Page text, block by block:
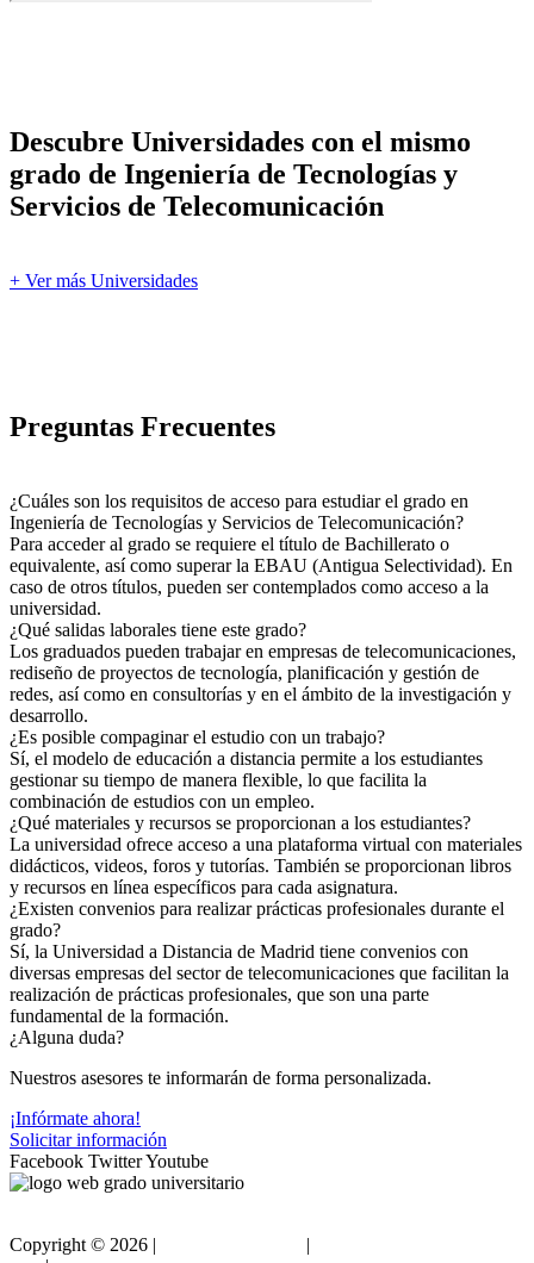
Descubre Universidades con el mismo
grado de Ingeniería de Tecnologías y
Servicios de Telecomunicación
+ Ver más Universidades
Preguntas Frecuentes
¿Cuáles son los requisitos de acceso para estudiar el grado en
Ingeniería de Tecnologías y Servicios de Telecomunicación?
Para acceder al grado se requiere el título de Bachillerato o
equivalente, así como superar la EBAU (Antigua Selectividad). En
caso de otros títulos, pueden ser contemplados como acceso a la
universidad.
¿Qué salidas laborales tiene este grado?
Los graduados pueden trabajar en empresas de telecomunicaciones,
rediseño de proyectos de tecnología, planificación y gestión de
redes, así como en consultorías y en el ámbito de la investigación y
desarrollo.
¿Es posible compaginar el estudio con un trabajo?
Sí, el modelo de educación a distancia permite a los estudiantes
gestionar su tiempo de manera flexible, lo que facilita la
combinación de estudios con un empleo.
¿Qué materiales y recursos se proporcionan a los estudiantes?
La universidad ofrece acceso a una plataforma virtual con materiales
didácticos, videos, foros y tutorías. También se proporcionan libros
y recursos en línea específicos para cada asignatura.
¿Existen convenios para realizar prácticas profesionales durante el
grado?
Sí, la Universidad a Distancia de Madrid tiene convenios con
diversas empresas del sector de telecomunicaciones que facilitan la
realización de prácticas profesionales, que son una parte
fundamental de la formación.
¿Alguna duda?
Nuestros asesores te informarán de forma personalizada.
¡Infórmate ahora!
Solicitar información
Facebook TwitterYoutube
Copyright © 2026 | |